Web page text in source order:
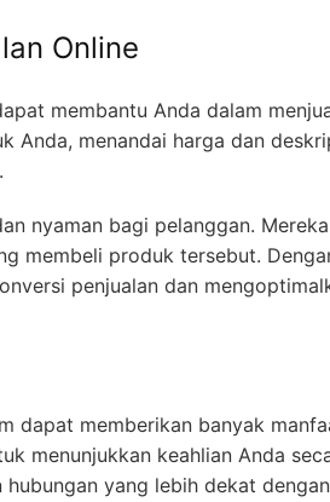
Online
membantu Anda dalam
Anda, menandai harga dan
nyaman bagi pelanggan.
membeli produk tersebut.
penjualan dan
dapat memberikan banyak
menunjukkan keahlian Anda
yang lebih dekat